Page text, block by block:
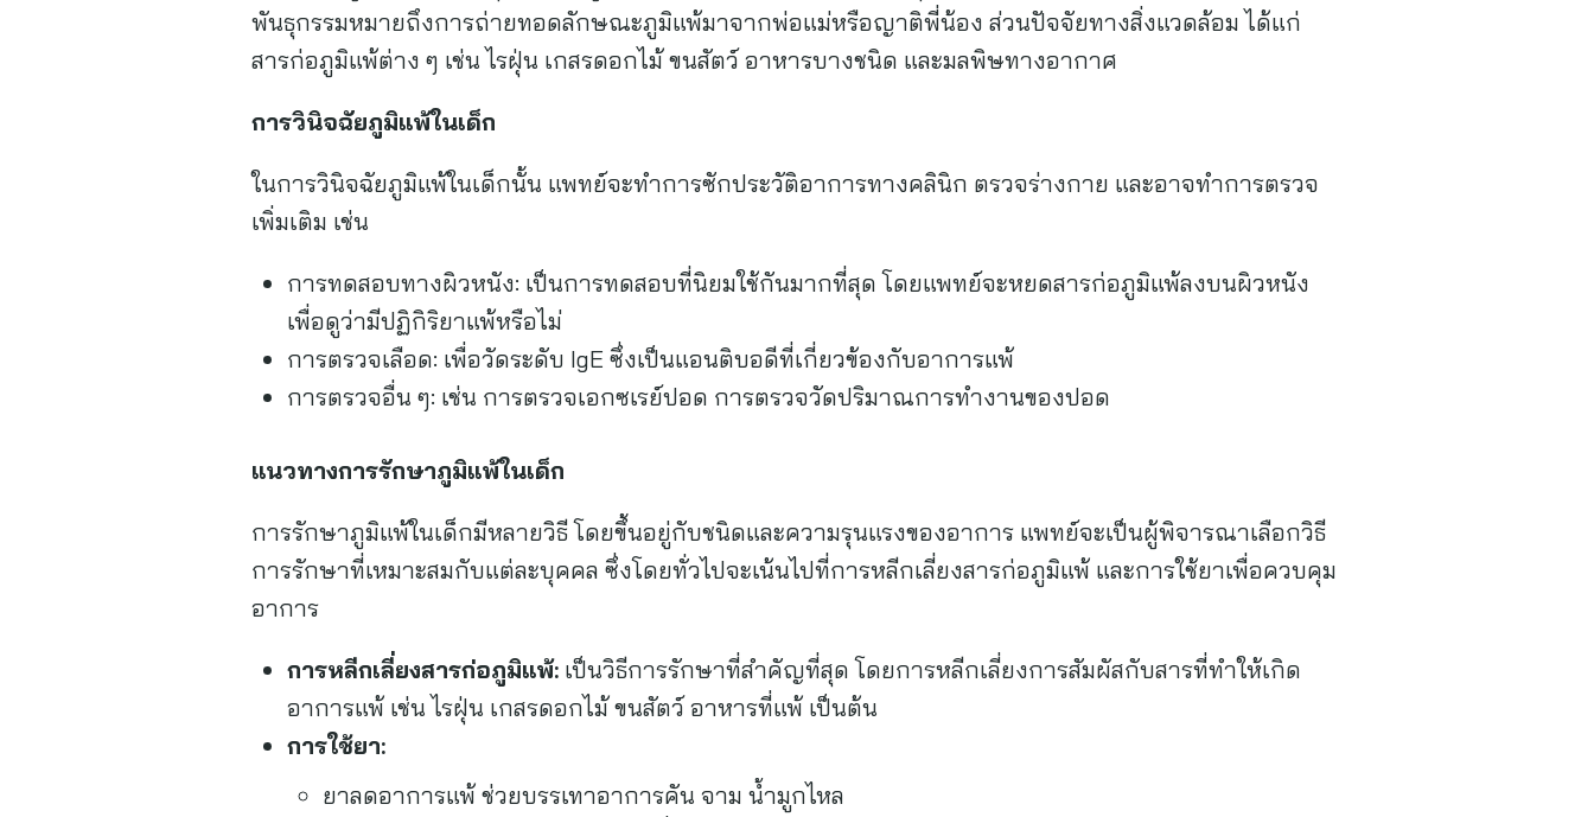
พันธุกรรมหมายถึงการถ่ายทอดลักษณะภูมิแพ้มาจากพ่อแม่หรือญาติพี่น้อง ส่วนปัจจัยทางสิ่งแวดล้อม ได้แก่
สารก่อภูมิแพ้ต่าง ๆ เช่น ไรฝุ่น เกสรดอกไม้ ขนสัตว์ อาหารบางชนิด และมลพิษทางอากาศ
การวินิจฉัยภูมิแพ้ในเด็ก
ในการวินิจฉัยภูมิแพ้ในเด็กนั้น แพทย์จะทำการซักประวัติอาการทางคลินิก ตรวจร่างกาย และอาจทำการตรวจ
เพิ่มเติม เช่น
การทดสอบทางผิวหนัง: เป็นการทดสอบที่นิยมใช้กันมากที่สุด โดยแพทย์จะหยดสารก่อภูมิแพ้ลงบนผิวหนัง
เพื่อดูว่ามีปฏิกิริยาแพ้หรือไม่
การตรวจเลือด: เพื่อวัดระดับ IgE ซึ่งเป็นแอนติบอดีที่เกี่ยวข้องกับอาการแพ้
การตรวจอื่น ๆ: เช่น การตรวจเอกซเรย์ปอด การตรวจวัดปริมาณการทำงานของปอด
แนวทางการรักษาภูมิแพ้ในเด็ก
การรักษาภูมิแพ้ในเด็กมีหลายวิธี โดยขึ้นอยู่กับชนิดและความรุนแรงของอาการ แพทย์จะเป็นผู้พิจารณาเลือกวิธี
การรักษาที่เหมาะสมกับแต่ละบุคคล ซึ่งโดยทั่วไปจะเน้นไปที่การหลีกเลี่ยงสารก่อภูมิแพ้ และการใช้ยาเพื่อควบคุม
อาการ
การหลีกเลี่ยงสารก่อภูมิแพ้: เป็นวิธีการรักษาที่สำคัญที่สุด โดยการหลีกเลี่ยงการสัมผัสกับสารที่ทำให้เกิด
อาการแพ้ เช่น ไรฝุ่น เกสรดอกไม้ ขนสัตว์ อาหารที่แพ้ เป็นต้น
การใช้ยา:
ยาลดอาการแพ้ ช่วยบรรเทาอาการคัน จาม น้ำมูกไหล